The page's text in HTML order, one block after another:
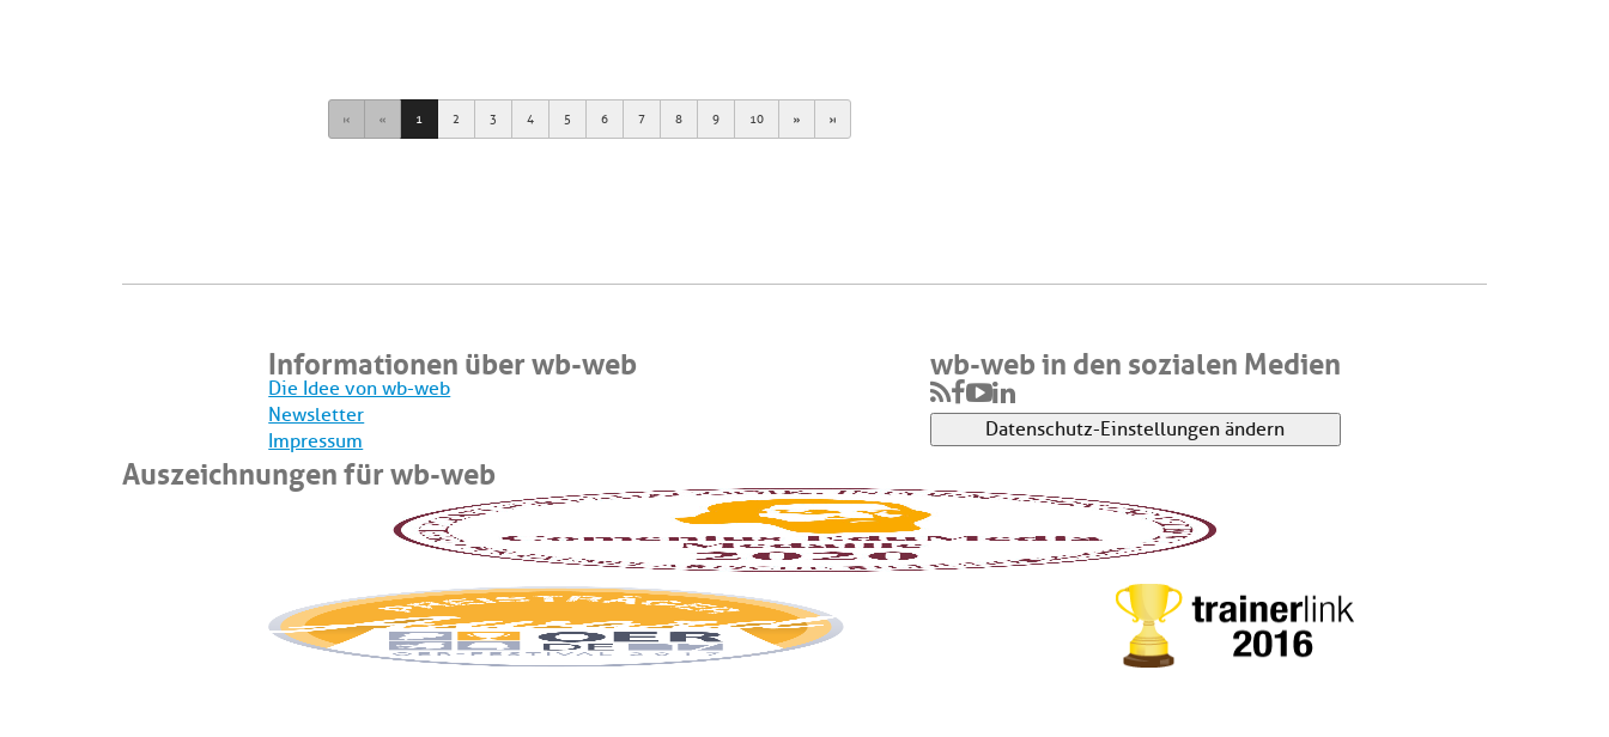
First Previous
1 2 3 4 5 6 7 8 9 10 Next Last
Informationen über wb-web
Die Idee von wb-web
Newsletter
Impressum
wb-web in den sozialen Medien
Datenschutz-Einstellungen ändern
Auszeichnungen für wb-web